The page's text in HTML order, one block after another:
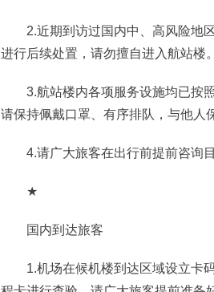
2.近期到访过国内中、高风险地区
进行后续处置，请勿擅自进入航站楼
3.航站楼内各项服务设施均已按照
请保持佩戴口罩、有序排队，与他人
4.请广大旅客在出行前提前咨询目
★
国内到达旅客
1.机场在候机楼到达区域设立卡码